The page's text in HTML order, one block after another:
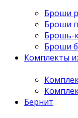
Броши
Броши
Брошь-
Броши
Комплекты
Бернит